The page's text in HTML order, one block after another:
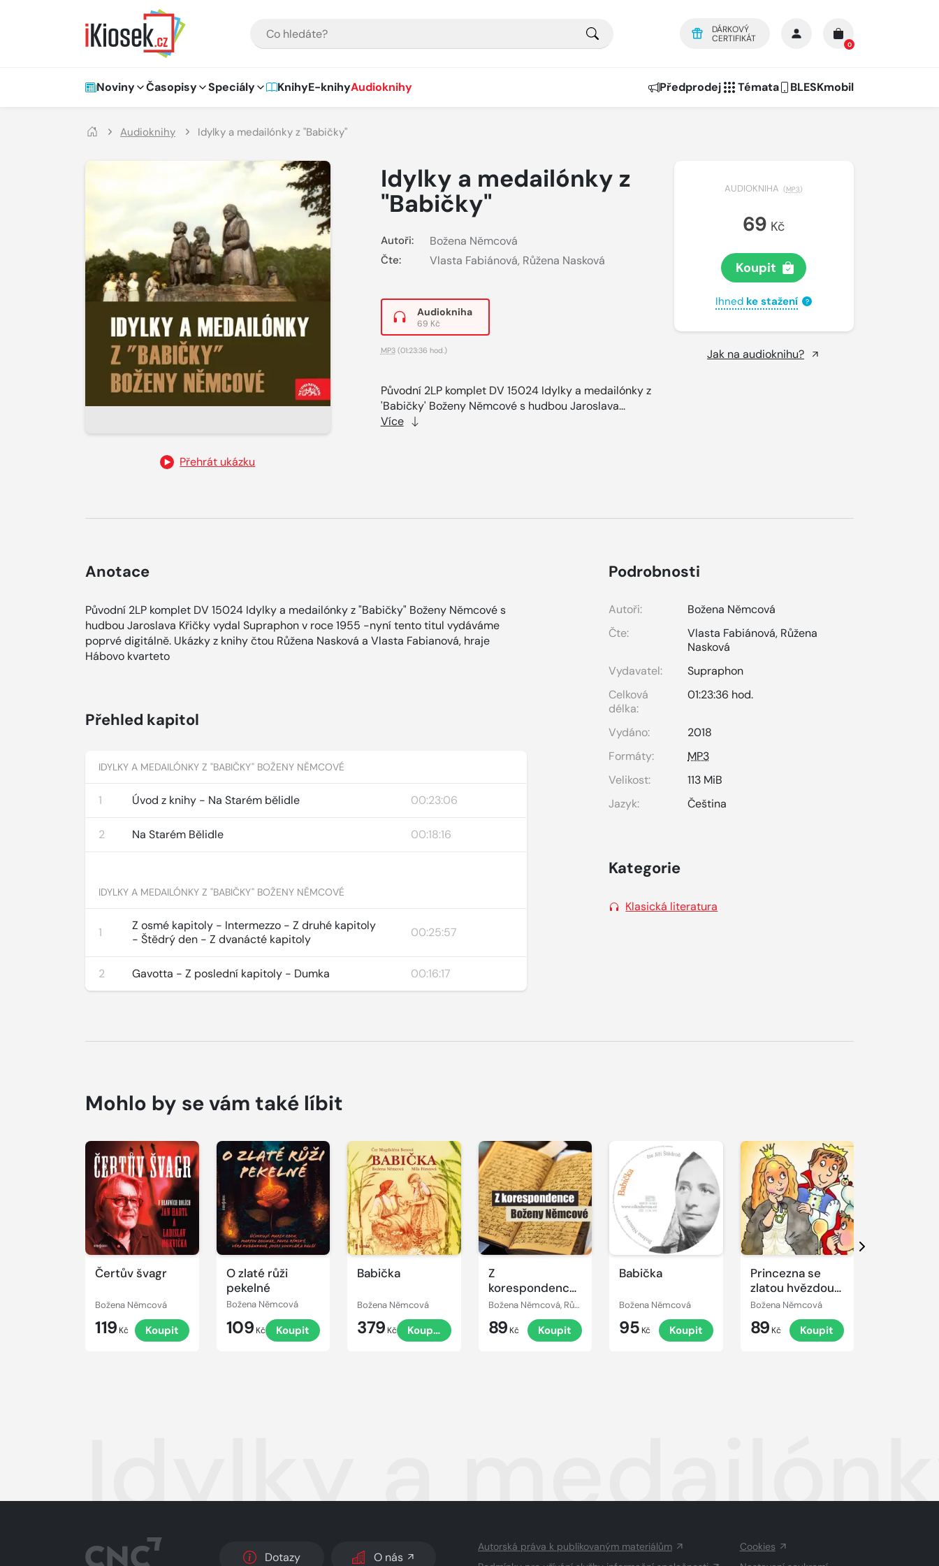
DÁRKOVÝ
CERTIFIKÁT
0
Hlavní navigace
Noviny Časopisy Speciály KnihyE-knihyAudioknihy Předprodej Témata BLESKmobil
Audioknihy Idylky a medailónky z "Babičky"
Přehrát ukázku
Idylky a medailónky z
"Babičky"
Autoři: Božena Němcová
Čte: Vlasta Fabiánová, Růžena Nasková
Audiokniha
69 Kč
MP3(01:23:36 hod.)
Původní 2LP komplet DV 15024 Idylky a medailónky z
'Babičky' Boženy Němcové s hudbou Jaroslava...
Více
AUDIOKNIHA (MP3)
69 Kč
Koupit
Ihned ke stažení ?
Jak na audioknihu?
Anotace
Původní 2LP komplet DV 15024 Idylky a medailónky z "Babičky" Boženy Němcové s
hudbou Jaroslava Křičky vydal Supraphon v roce 1955 -nyní tento titul vydáváme
poprvé digitálně. Ukázky z knihy čtou Růžena Nasková a Vlasta Fabianová, hraje
Hábovo kvarteto
Přehled kapitol
IDYLKY A MEDAILÓNKY Z "BABIČKY" BOŽENY NĚMCOVÉ
1 Úvod z knihy - Na Starém bělidle 00:23:06
2 Na Starém Bělidle 00:18:16
IDYLKY A MEDAILÓNKY Z "BABIČKY" BOŽENY NĚMCOVÉ
1
Z osmé kapitoly - Intermezzo - Z druhé kapitoly
- Štědrý den - Z dvanácté kapitoly
00:25:57
2 Gavotta - Z poslední kapitoly - Dumka 00:16:17
Podrobnosti
Autoři:
Božena Němcová
Čte:
Vlasta Fabiánová, Růžena
Nasková
Vydavatel:
Supraphon
Celková
délka:
01:23:36 hod.
Vydáno:
2018
Formáty:
MP3
Velikost:
113 MiB
Jazyk:
Čeština
Kategorie
Klasická literatura
Mohlo by se vám také líbit
Čertův švagr
Božena Němcová
119 Kč Koupit
Přehrát
ukázku
O zlaté růži
pekelné
Božena Němcová
109 Kč Koupit
Přehrát
ukázku
Babička
Božena Němcová
379 Kč Koupit
Přehrát
ukázku
Z
korespondence
Boženy
Němcové
Božena Němcová, Růžena Merunková
89 Kč Koupit
Přehrát
ukázku
Babička
Božena Němcová
95 Kč Koupit
Přehrát
ukázku
Princezna se
zlatou hvězdou
na čele
Božena Němcová
89 Kč Koupit
Přehrát
ukázku
Další
Idylky a
Dotazy O nás
Autorská práva k publikovaným materiálům
Cookies